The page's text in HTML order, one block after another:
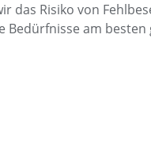
das Risiko von
Bedürfnisse am besten